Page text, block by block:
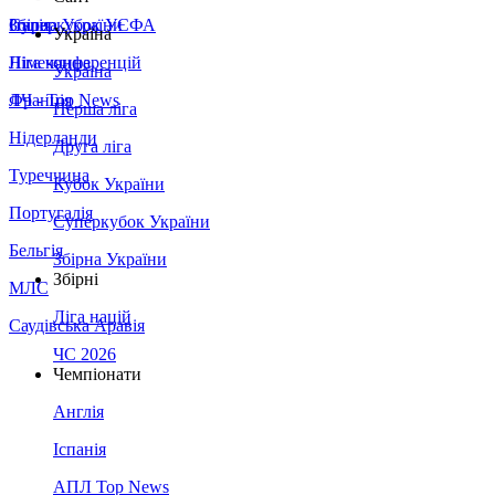
Збірна України
Італія
Німеччина
Франція
Нідерланди
Туреччина
Португалія
Бельгія
МЛС
Саудівська Аравія
Суперкубок УЄФА
Ліга конференцій
ЛЧ - Top News
Україна
Україна
Перша ліга
Друга ліга
Кубок України
Суперкубок України
Збірна України
Збірні
Ліга націй
ЧС 2026
Чемпіонати
Англія
Іспанія
АПЛ Top News